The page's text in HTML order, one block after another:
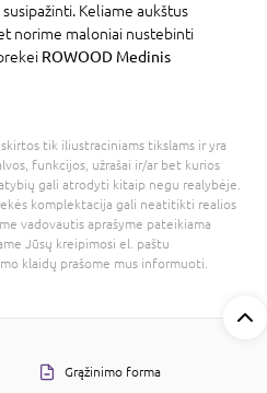
susipažinti. Keliame aukštus
norime maloniai nustebinti
ROWOOD Medinis
tik iliustraciniams tikslams ir yra
funkcijos, užrašai ir/ar bet kurios
gali atrodyti kitaip negu realybėje.
komplektacija gali neatitikti realios
vadovautis aprašyme pateikiama
Jūsų kreipimosi el. paštu
klaidų prašome mus informuoti.
Grąžinimo forma